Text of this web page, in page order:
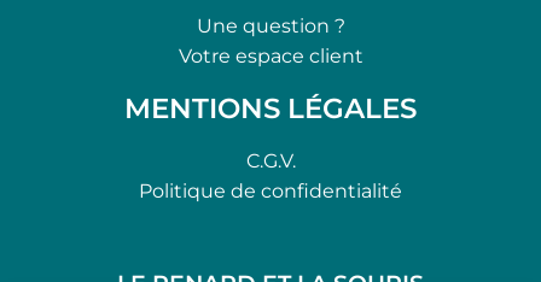
Une question ?
Votre espace client
MENTIONS LÉGALES
C.G.V.
Politique de confidentialité